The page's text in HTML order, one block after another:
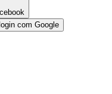
com Google